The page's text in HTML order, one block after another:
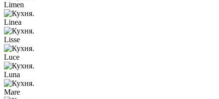
Limen
Linea
Lisse
Luce
Luna
Mare